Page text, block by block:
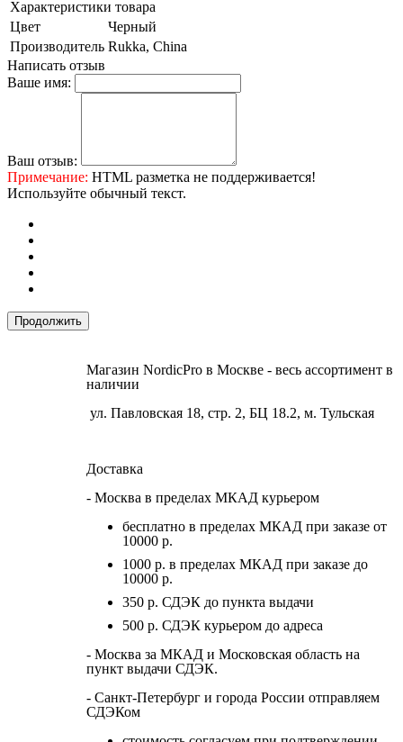
Характеристики товара
Цвет
Черный
Производитель Rukka, China
Написать отзыв
Ваше имя:
Ваш отзыв:
Примечание: HTML разметка не поддерживается!
Используйте обычный текст.
Продолжить
Магазин NordicPro в Москве - весь ассортимент в
наличии
ул. Павловская 18, стр. 2, БЦ 18.2, м. Тульская
Доставка
- Москва в пределах МКАД курьером
бесплатно в пределах МКАД при заказе от
10000 р.
1000 р. в пределах МКАД при заказе до
10000 р.
350 р. СДЭК до пункта выдачи
500 р. СДЭК курьером до адреса
- Москва за МКАД и Московская область на
пункт выдачи СДЭК.
- Санкт-Петербург и города России отправляем
СДЭКом